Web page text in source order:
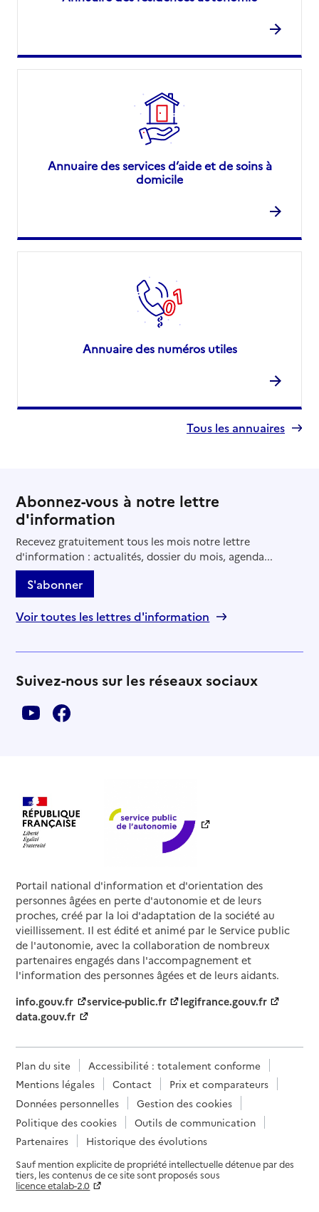
Annuaire des services d’aide et de soins à
domicile
Annuaire des numéros utiles
Tous les annuaires
Abonnez-vous à notre lettre
d'information
Recevez gratuitement tous les mois notre lettre
d'information : actualités, dossier du mois, agenda...
S'abonner
Voir toutes les lettres d'information
Suivez-nous sur les réseaux sociaux
Portail national d'information et d'orientation des
personnes âgées en perte d'autonomie et de leurs
proches, créé par la loi d'adaptation de la société au
vieillissement. Il est édité et animé par le Service public
de l'autonomie, avec la collaboration de nombreux
partenaires engagés dans l'accompagnement et
l'information des personnes âgées et de leurs aidants.
info.gouv.fr
service-public.fr
legifrance.gouv.fr
data.gouv.fr
Plan du site
Accessibilité : totalement conforme
Mentions légales
Contact
Prix et comparateurs
Données personnelles
Gestion des cookies
Politique des cookies
Outils de communication
Partenaires
Historique des évolutions
Sauf mention explicite de propriété intellectuelle détenue par des
tiers, les contenus de ce site sont proposés sous
licence etalab-2.0